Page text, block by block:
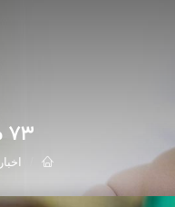
۷۳ میلیون ایرانی در مناطق قرمز کرونایی
اخبار